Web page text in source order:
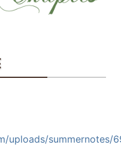
uploads/summernotes/